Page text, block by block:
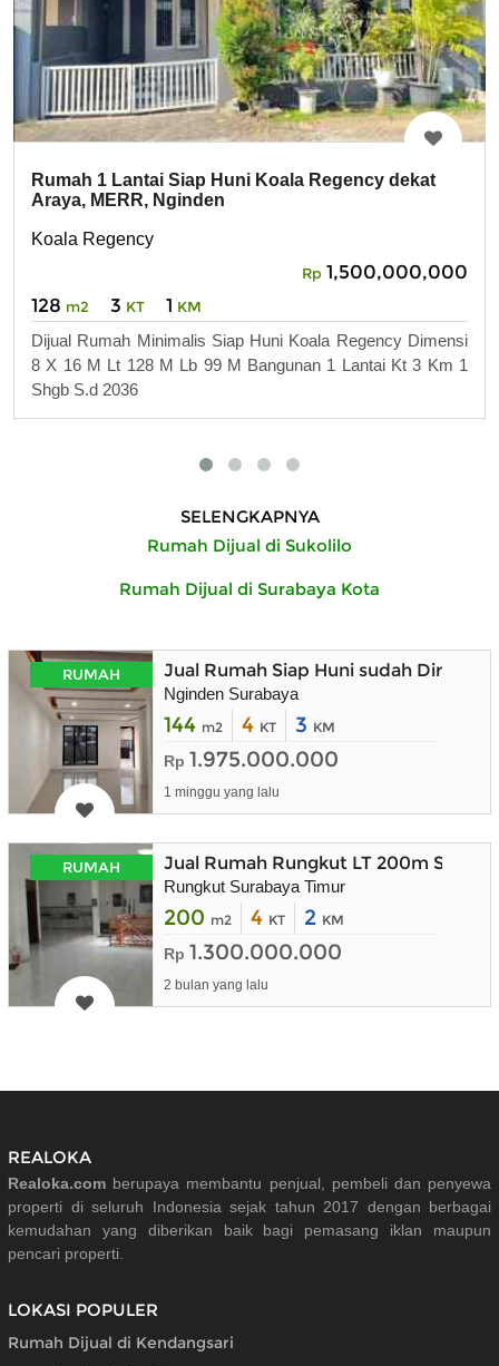
Rumah 1 Lantai Siap Huni Koala Regency dekat
Araya, MERR, Nginden
Koala Regency
Rp 1,500,000,000
128 m2 3 KT 1 KM
Dijual Rumah Minimalis Siap Huni Koala Regency Dimensi
8 X 16 M Lt 128 M Lb 99 M Bangunan 1 Lantai Kt 3 Km 1
Shgb S.d 2036
SELENGKAPNYA
Rumah Dijual di Sukolilo
Rumah Dijual di Surabaya Kota
RUMAH Jual Rumah Siap Huni sudah
Nginden Surabaya
144 m2 4 KT 3 KM
Rp 1.975.000.000
1 minggu yang lalu
RUMAH Jual Rumah Rungkut LT 200m
Rungkut Surabaya Timur
200 m2 4 KT 2 KM
Rp 1.300.000.000
2 bulan yang lalu
REALOKA
Realoka.com berupaya membantu penjual, pembeli dan penyewa
properti di seluruh Indonesia sejak tahun 2017 dengan berbagai
kemudahan yang diberikan baik bagi pemasang iklan maupun
pencari properti.
LOKASI POPULER
Rumah Dijual di Kendangsari